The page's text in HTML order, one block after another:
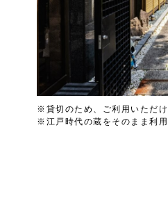
※貸切のため、ご利用いただ
※江戸時代の蔵をそのまま利